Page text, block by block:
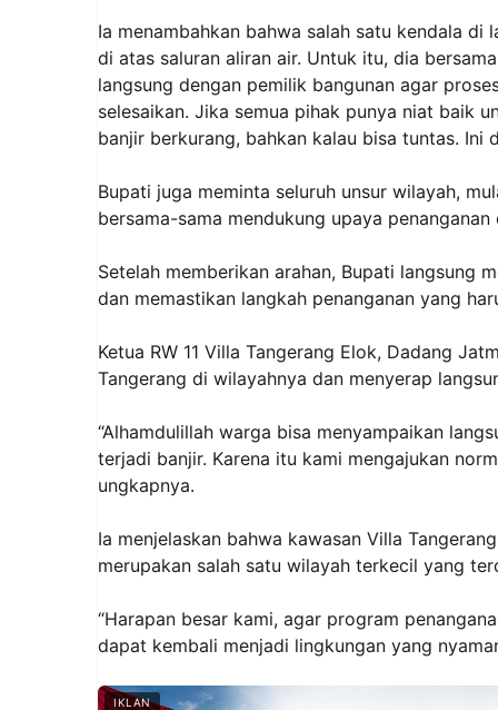
Ia menambahkan bahwa salah satu kendala
di atas saluran aliran air. Untuk itu, dia
langsung dengan pemilik bangunan agar
selesaikan. Jika semua pihak punya niat baik
banjir berkurang, bahkan kalau bisa tuntas. Ini
Bupati juga meminta seluruh unsur wilayah,
bersama-sama mendukung upaya
Setelah memberikan arahan, Bupati langsung
dan memastikan langkah penanganan yang
Ketua RW 11 Villa Tangerang Elok, Dadang
Tangerang di wilayahnya dan menyerap
“Alhamdulillah warga bisa menyampaikan
terjadi banjir. Karena itu kami mengajukan
ungkapnya.
Ia menjelaskan bahwa kawasan Villa
merupakan salah satu wilayah terkecil yang
“Harapan besar kami, agar program
dapat kembali menjadi lingkungan yang
IKLAN